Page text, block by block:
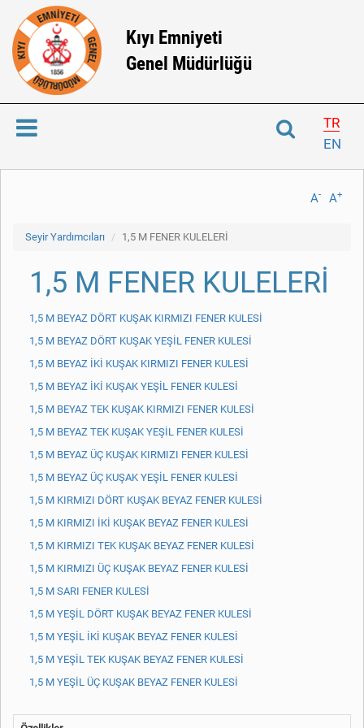
Kıyı Emniyeti
Genel Müdürlüğü
TR
EN
A+
A-
Seyir Yardımcıları 1,5 M FENER KULELERİ
1,5 M FENER KULELERİ
1,5 M BEYAZ DÖRT KUŞAK KIRMIZI FENER KULESİ
1,5 M BEYAZ DÖRT KUŞAK YEŞİL FENER KULESİ
1,5 M BEYAZ İKİ KUŞAK KIRMIZI FENER KULESİ
1,5 M BEYAZ İKİ KUŞAK YEŞİL FENER KULESİ
1,5 M BEYAZ TEK KUŞAK KIRMIZI FENER KULESİ
1,5 M BEYAZ TEK KUŞAK YEŞİL FENER KULESİ
1,5 M BEYAZ ÜÇ KUŞAK KIRMIZI FENER KULESİ
1,5 M BEYAZ ÜÇ KUŞAK YEŞİL FENER KULESİ
1,5 M KIRMIZI DÖRT KUŞAK BEYAZ FENER KULESİ
1,5 M KIRMIZI İKİ KUŞAK BEYAZ FENER KULESİ
1,5 M KIRMIZI TEK KUŞAK BEYAZ FENER KULESİ
1,5 M KIRMIZI ÜÇ KUŞAK BEYAZ FENER KULESİ
1,5 M SARI FENER KULESİ
1,5 M YEŞİL DÖRT KUŞAK BEYAZ FENER KULESİ
1,5 M YEŞİL İKİ KUŞAK BEYAZ FENER KULESİ
1,5 M YEŞİL TEK KUŞAK BEYAZ FENER KULESİ
1,5 M YEŞİL ÜÇ KUŞAK BEYAZ FENER KULESİ